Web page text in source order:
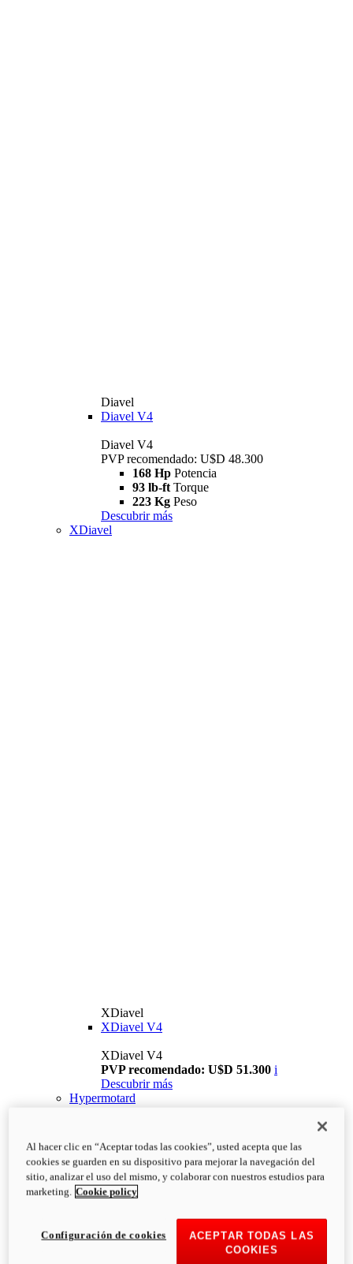
Diavel
Diavel V4
Diavel V4
PVP recomendado: U$D 48.300
168 Hp Potencia
93 lb-ft Torque
223 Kg Peso
Descubrir más
XDiavel
XDiavel
XDiavel V4
XDiavel V4
PVP recomendado: U$D 51.300 i
Descubrir más
Hypermotard
Al hacer clic en “Aceptar todas las cookies”, usted acepta que las
cookies se guarden en su dispositivo para mejorar la navegación del
sitio, analizar el uso del mismo, y colaborar con nuestros estudios para
marketing. Cookie policy
ACEPTAR TODAS LAS
COOKIES
Configuración de cookies